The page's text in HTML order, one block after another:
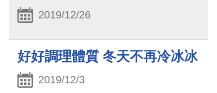
2019/12/26
好好調理體質 冬天不再冷冰冰
2019/12/3